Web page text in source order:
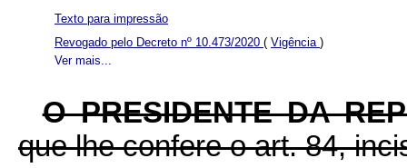
Ver mais...
Texto para impressão
Revogado pelo Decreto nº 10.473/2020 ( Vigência )
O PRESIDENTE DA
que lhe confere o art. 84,